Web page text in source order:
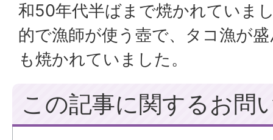
和50年代半ばまで焼かれていま
的で漁師が使う壺で、タコ漁が
も焼かれていました。
この記事に関するお問